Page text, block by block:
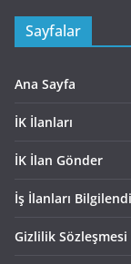
Sayfalar
Ana Sayfa
İK İlanları
İK İlan Gönder
İş İlanları
Gizlilik Sözleşmesi